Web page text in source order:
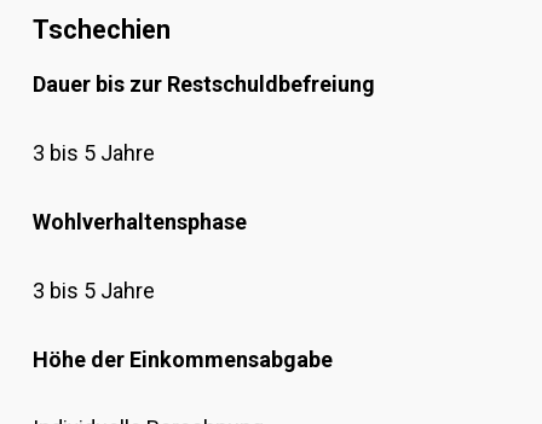
Tschechien
Dauer bis zur Restschuldbefreiung
3 bis 5 Jahre
Wohlverhaltensphase
3 bis 5 Jahre
Höhe der Einkommensabgabe